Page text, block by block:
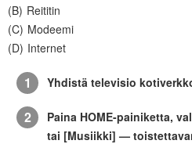
Reititin
Modeemi
Internet
Yhdistä televisio
Paina HOME-painiketta,
tai [Musiikki] —